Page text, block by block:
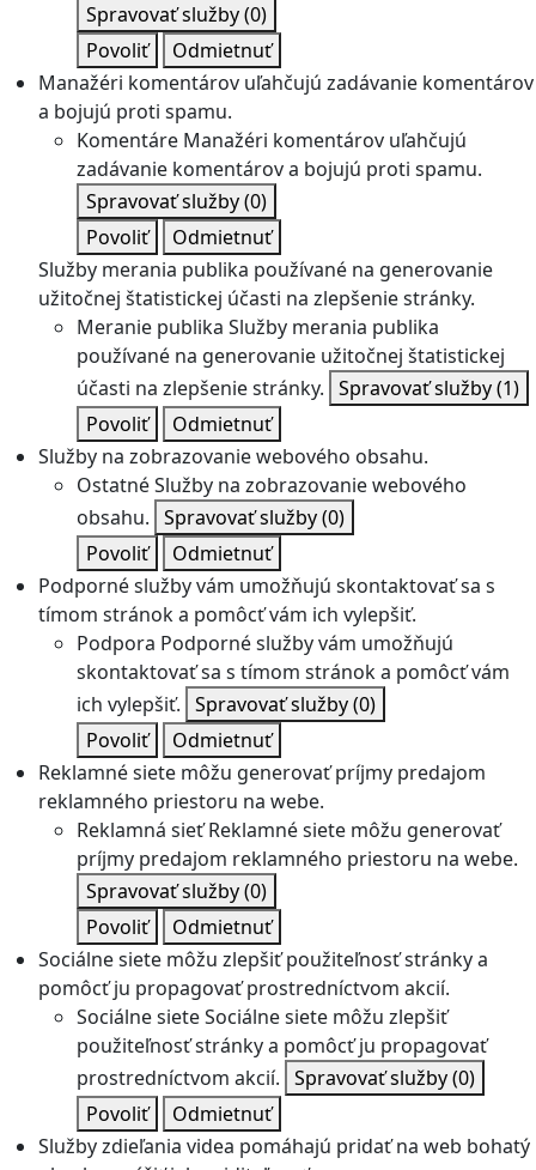
Spravovať služby(0)
Povoliť
Odmietnuť
Manažéri komentárov uľahčujú zadávanie komentárov
a bojujú proti spamu.
Komentáre Manažéri komentárov uľahčujú
zadávanie komentárov a bojujú proti spamu.
Spravovať služby(0)
Povoliť
Odmietnuť
Služby merania publika používané na generovanie
užitočnej štatistickej účasti na zlepšenie stránky.
Meranie publika Služby merania publika
používané na generovanie užitočnej štatistickej
účasti na zlepšenie stránky. Spravovať služby(1)
Povoliť
Odmietnuť
Služby na zobrazovanie webového obsahu.
OstatnéSlužby na zobrazovanie webového
obsahu. Spravovať služby(0)
Povoliť
Odmietnuť
Podporné služby vám umožňujú skontaktovať sa s
tímom stránok a pomôcť vám ich vylepšiť.
Podpora Podporné služby vám umožňujú
skontaktovať sa s tímom stránok a pomôcť vám
ich vylepšiť. Spravovať služby(0)
Povoliť
Odmietnuť
Reklamné siete môžu generovať príjmy predajom
reklamného priestoru na webe.
Reklamná sieť Reklamné siete môžu generovať
príjmy predajom reklamného priestoru na webe.
Spravovať služby(0)
Povoliť
Odmietnuť
Sociálne siete môžu zlepšiť použiteľnosť stránky a
pomôcť ju propagovať prostredníctvom akcií.
Sociálne sieteSociálne siete môžu zlepšiť
použiteľnosť stránky a pomôcť ju propagovať
prostredníctvom akcií. Spravovať služby(0)
Povoliť
Odmietnuť
Služby zdieľania videa pomáhajú pridať na web bohatý